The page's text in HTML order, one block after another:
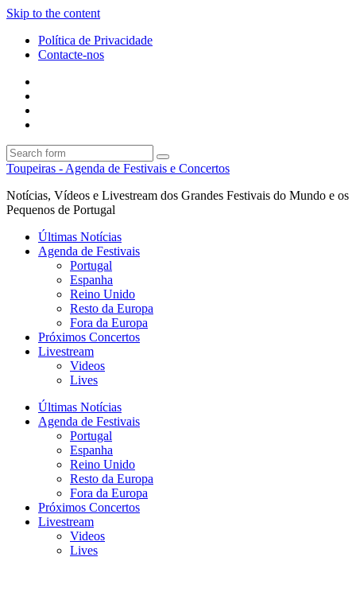
Skip to the content
Política de Privacidade
Contacte-nos
Search
Toupeiras - Agenda de Festivais e Concertos
Notícias, Vídeos e Livestream dos Grandes Festivais do Mundo e os
Pequenos de Portugal
Últimas Notícias
Agenda de Festivais
Portugal
Espanha
Reino Unido
Resto da Europa
Fora da Europa
Próximos Concertos
Livestream
Videos
Lives
Últimas Notícias
Agenda de Festivais
Portugal
Espanha
Reino Unido
Resto da Europa
Fora da Europa
Próximos Concertos
Livestream
Videos
Lives